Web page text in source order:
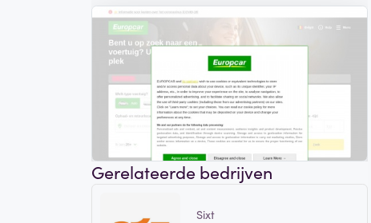
Gerelateerde bedrijven
Sixt